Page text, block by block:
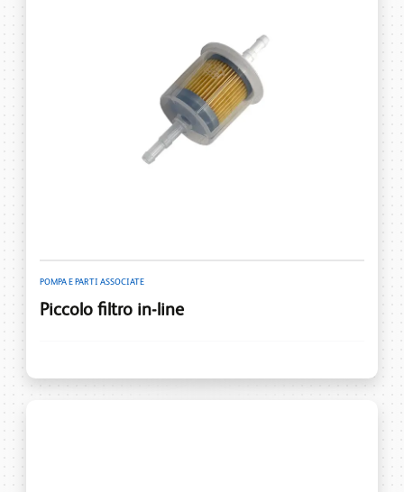
POMPA E PARTI ASSOCIATE
Piccolo filtro in-line